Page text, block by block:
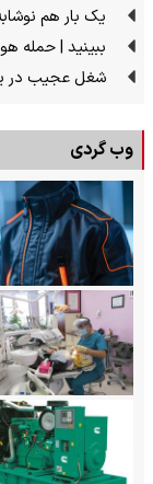
یک بار هم
ببینید | حمله هولناک ۹۰۰ مار کبرای قاتل به
شغل عجیب در
وب گردی